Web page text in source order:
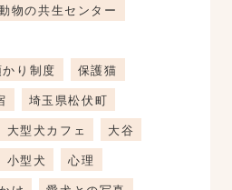
物の共生センター
り制度
保護猫
埼玉県松伏町
大型犬カフェ
大谷
小型犬
心理